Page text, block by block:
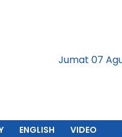
Jumat 07
ENGLISH VIDEO